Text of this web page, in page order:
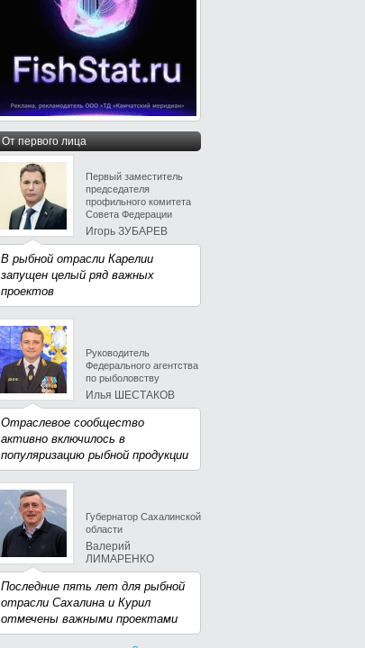
От первого лица
Первый заместитель
председателя
профильного комитета
Совета Федерации
Игорь ЗУБАРЕВ
В рыбной отрасли Карелии
запущен целый ряд важных
проектов
Руководитель
Федерального агентства
по рыболовству
Илья ШЕСТАКОВ
Отраслевое сообщество
активно включилось в
популяризацию рыбной продукции
Губернатор Сахалинской
области
Валерий
ЛИМАРЕНКО
Последние пять лет для рыбной
отрасли Сахалина и Курил
отмечены важными проектами